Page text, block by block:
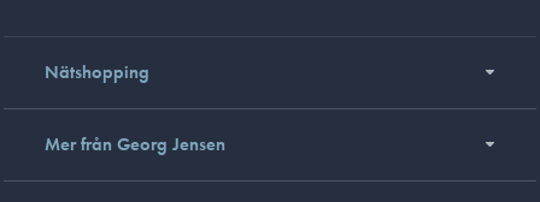
Nätshopping
Mer från Georg Jensen